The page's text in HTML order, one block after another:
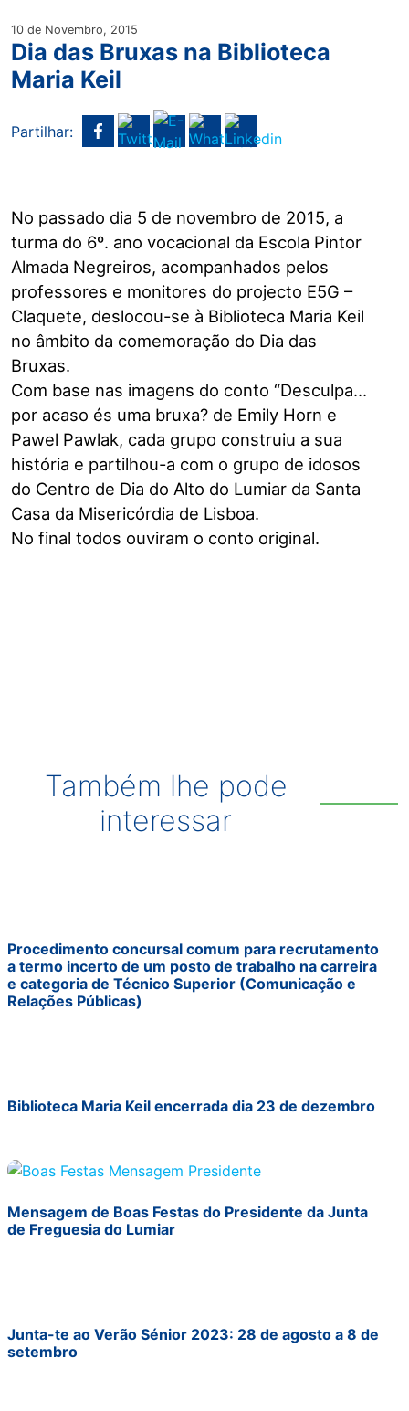
10 de Novembro, 2015
Dia das Bruxas na Biblioteca
Maria Keil
Partilhar:
No passado dia 5 de novembro de 2015, a
turma do 6º. ano vocacional da Escola Pintor
Almada Negreiros, acompanhados pelos
professores e monitores do projecto E5G –
Claquete, deslocou-se à Biblioteca Maria Keil
no âmbito da comemoração do Dia das
Bruxas.
Com base nas imagens do conto “Desculpa…
por acaso és uma bruxa? de Emily Horn e
Pawel Pawlak, cada grupo construiu a sua
história e partilhou-a com o grupo de idosos
do Centro de Dia do Alto do Lumiar da Santa
Casa da Misericórdia de Lisboa.
No final todos ouviram o conto original.
Também lhe pode
interessar
Procedimento concursal comum para recrutamento
a termo incerto de um posto de trabalho na carreira
e categoria de Técnico Superior (Comunicação e
Relações Públicas)
Biblioteca Maria Keil encerrada dia 23 de dezembro
Mensagem de Boas Festas do Presidente da Junta
de Freguesia do Lumiar
Junta-te ao Verão Sénior 2023: 28 de agosto a 8 de
setembro